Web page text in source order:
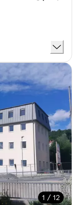
1 / 12